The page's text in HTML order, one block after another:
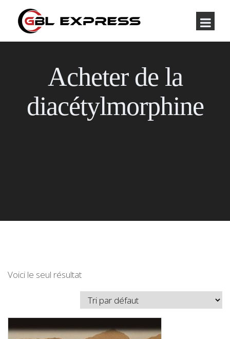
Acheter de la
diacétylmorphine
Voici le seul résultat